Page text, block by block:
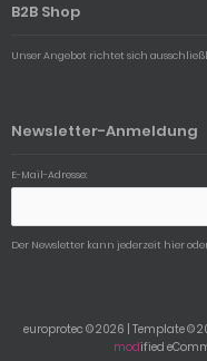
B2B Shop
Unser Angebot richtet sich
Newsletter-Anmeldung
E-Mail-Adresse:
Der Newsletter kann jederzeit hier
europrotec © 2026 | Template ©
modified